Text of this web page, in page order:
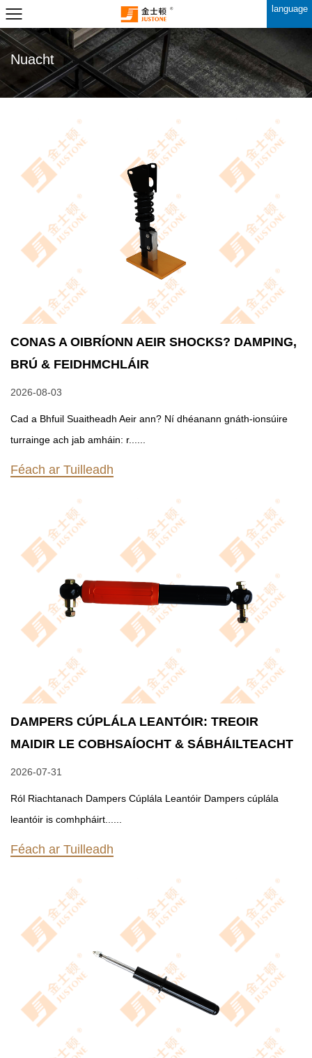
language
Nuacht
CONAS A OIBRÍONN AEIR SHOCKS? DAMPING,
BRÚ & FEIDHMCHLÁIR
2026-08-03
Cad a Bhfuil Suaitheadh Aeir ann? Ní dhéanann gnáth-ionsúire
turrainge ach jab amháin: r......
Féach ar Tuilleadh
DAMPERS CÚPLÁLA LEANTÓIR: TREOIR
MAIDIR LE COBHSAÍOCHT & SÁBHÁILTEACHT
2026-07-31
Ról Riachtanach Dampers Cúplála Leantóir Dampers cúplála
leantóir is comhpháirt......
Féach ar Tuilleadh